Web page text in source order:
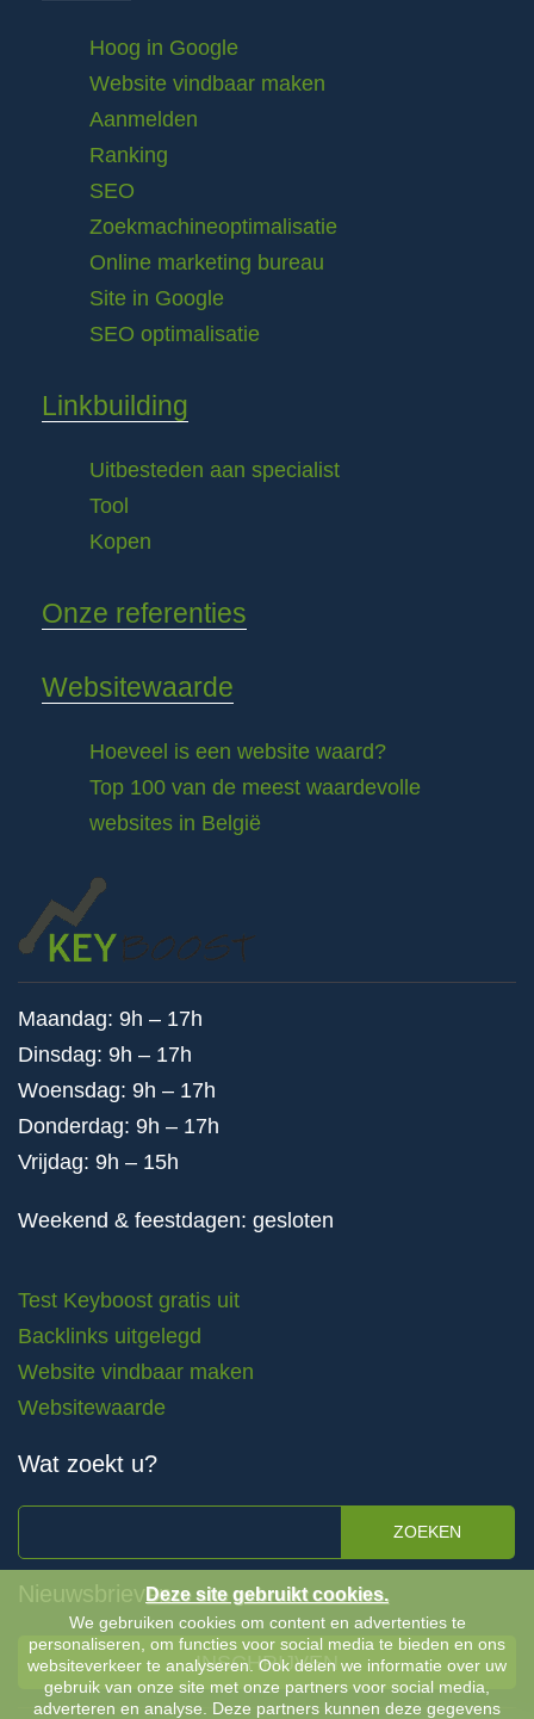
Hoog in Google
Website vindbaar maken
Aanmelden
Ranking
SEO
Zoekmachineoptimalisatie
Online marketing bureau
Site in Google
SEO optimalisatie
Linkbuilding
Uitbesteden aan specialist
Tool
Kopen
Onze referenties
Websitewaarde
Hoeveel is een website waard?
Top 100 van de meest waardevolle
websites in België
Maandag: 9h – 17h
Dinsdag: 9h – 17h
Woensdag: 9h – 17h
Donderdag: 9h – 17h
Vrijdag: 9h – 15h
Weekend & feestdagen: gesloten
Test Keyboost gratis uit
Backlinks uitgelegd
Website vindbaar maken
Websitewaarde
Wat zoekt u?
ZOEKEN
Nieuwsbrieven
INSCHRIJVEN
Deze site gebruikt cookies.
We gebruiken cookies om content en advertenties te
personaliseren, om functies voor social media te bieden en ons
websiteverkeer te analyseren. Ook delen we informatie over uw
gebruik van onze site met onze partners voor social media,
adverteren en analyse. Deze partners kunnen deze gegevens